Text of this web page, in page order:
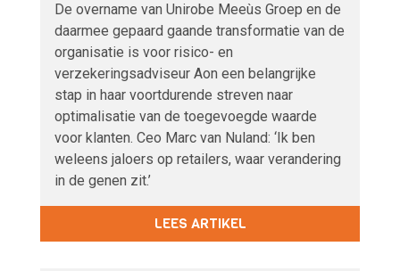
De overname van Unirobe Meeùs Groep en de
daarmee gepaard gaande transformatie van de
organisatie is voor risico- en
verzekeringsadviseur Aon een belangrijke
stap in haar voortdurende streven naar
optimalisatie van de toegevoegde waarde
voor klanten. Ceo Marc van Nuland: ‘Ik ben
weleens jaloers op retailers, waar verandering
in de genen zit.’
LEES ARTIKEL